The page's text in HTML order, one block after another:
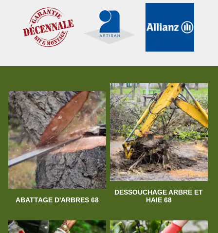
ABATTAGE D'ARBRES 68
DESSOUCHAGE ARBRE ET
HAIE 68